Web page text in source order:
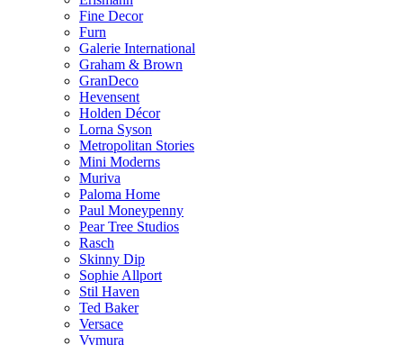
Fine Decor
Furn
Galerie International
Graham & Brown
GranDeco
Hevensent
Holden Décor
Lorna Syson
Metropolitan Stories
Mini Moderns
Muriva
Paloma Home
Paul Moneypenny
Pear Tree Studios
Rasch
Skinny Dip
Sophie Allport
Stil Haven
Ted Baker
Versace
Vymura